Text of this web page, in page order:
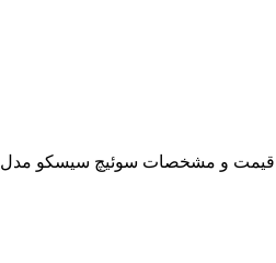
قیمت و مشخصات سوئیچ سیسکو مدل WS-C2960X-48FPD-L